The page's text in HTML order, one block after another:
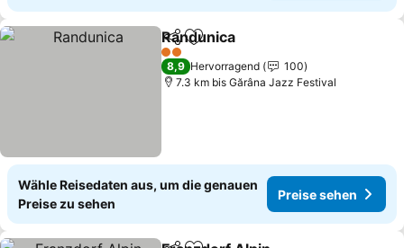
TeilenZu Favoriten hinzufügen
Randunica
2 Sterne
8,9 Hervorragend
100
7.3 km bis Gărâna Jazz Festival
Wähle Reisedaten aus, um die genauen
Preise zu sehen
Preise sehen